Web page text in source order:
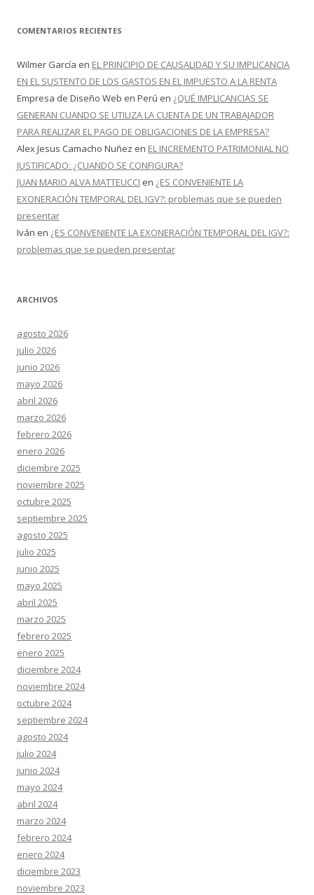
COMENTARIOS RECIENTES
Wilmer García en EL PRINCIPIO DE CAUSALIDAD Y SU IMPLICANCIA
EN EL SUSTENTO DE LOS GASTOS EN EL IMPUESTO A LA RENTA
Empresa de Diseño Web en Perú en ¿QUÉ IMPLICANCIAS SE
GENERAN CUANDO SE UTILIZA LA CUENTA DE UN TRABAJADOR
PARA REALIZAR EL PAGO DE OBLIGACIONES DE LA EMPRESA?
Alex Jesus Camacho Nuñez en EL INCREMENTO PATRIMONIAL NO
JUSTIFICADO: ¿CUANDO SE CONFIGURA?
JUAN MARIO ALVA MATTEUCCI en ¿ES CONVENIENTE LA
EXONERACIÓN TEMPORAL DEL IGV?: problemas que se pueden
presentar
Iván en ¿ES CONVENIENTE LA EXONERACIÓN TEMPORAL DEL IGV?:
problemas que se pueden presentar
ARCHIVOS
agosto 2026
julio 2026
junio 2026
mayo 2026
abril 2026
marzo 2026
febrero 2026
enero 2026
diciembre 2025
noviembre 2025
octubre 2025
septiembre 2025
agosto 2025
julio 2025
junio 2025
mayo 2025
abril 2025
marzo 2025
febrero 2025
enero 2025
diciembre 2024
noviembre 2024
octubre 2024
septiembre 2024
agosto 2024
julio 2024
junio 2024
mayo 2024
abril 2024
marzo 2024
febrero 2024
enero 2024
diciembre 2023
noviembre 2023